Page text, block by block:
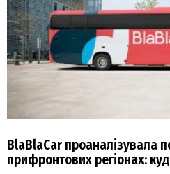
BlaBlaCar проаналізувала
прифронтових регіонах: